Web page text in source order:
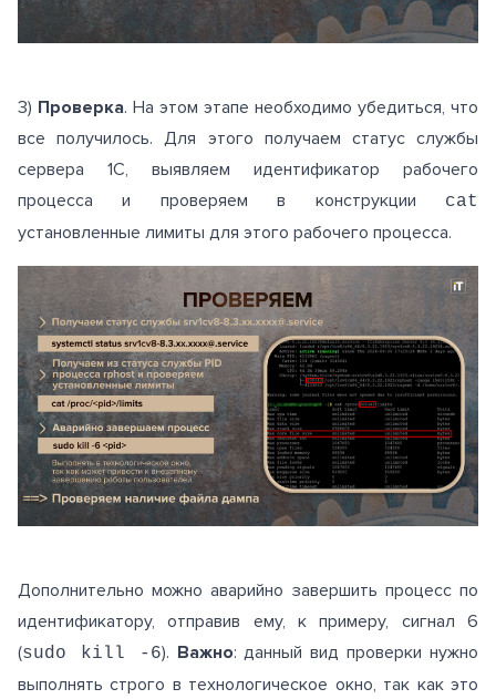
3) Проверка. На этом этапе необходимо убедиться, что
все получилось. Для этого получаем статус службы
сервера 1С, выявляем идентификатор рабочего
процесса и проверяем в конструкции
cat
установленные лимиты для этого рабочего процесса.
Дополнительно можно аварийно завершить процесс по
идентификатору, отправив ему, к примеру, сигнал 6
(sudo kill -6). Важно: данный вид проверки нужно
выполнять строго в технологическое окно, так как это